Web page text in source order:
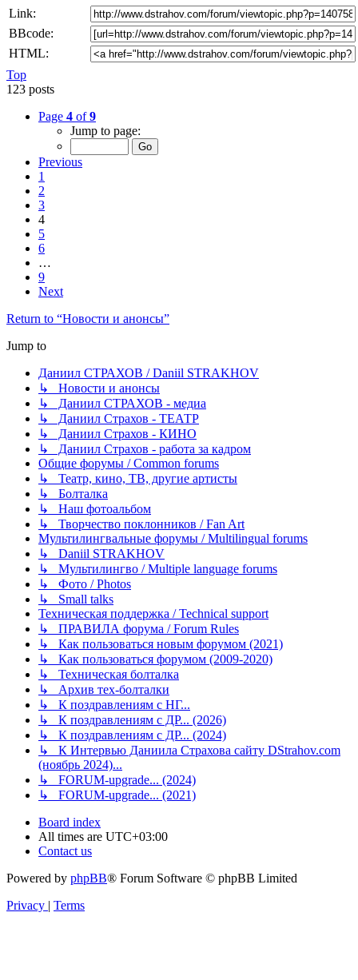
Link:
BBcode:
HTML:
Top
123 posts
Page 4 of9
Jump to page:
Previous
1
2
3
4
5
6
…
9
Next
Return to “Новости и анонсы”
Jump to
Даниил СТРАХОВ / Daniil STRAKHOV
↳ Новости и анонсы
↳ Даниил СТРАХОВ - медиа
↳ Даниил Страхов - ТЕАТР
↳ Даниил Страхов - КИНО
↳ Даниил Страхов - работа за кадром
Общие форумы / Common forums
↳ Театр, кино, ТВ, другие артисты
↳ Болталка
↳ Наш фотоальбом
↳ Творчество поклонников / Fan Art
Мультилингвальные форумы / Multilingual forums
↳ Daniil STRAKHOV
↳ Мультилингво / Multiple language forums
↳ Фото / Photos
↳ Small talks
Техническая поддержка / Technical support
↳ ПРАВИЛА форума / Forum Rules
↳ Как пользоваться новым форумом (2021)
↳ Как пользоваться форумом (2009-2020)
↳ Техническая болталка
↳ Архив тех-болталки
↳ К поздравлениям с НГ...
↳ К поздравлениям с ДР... (2026)
↳ К поздравлениям с ДР... (2024)
↳ К Интервью Даниила Страхова сайту DStrahov.com
(ноябрь 2024)...
↳ FORUM-upgrade... (2024)
↳ FORUM-upgrade... (2021)
Board index
All times are UTC+03:00
Contact us
Powered by phpBB® Forum Software © phpBB Limited
Privacy | Terms